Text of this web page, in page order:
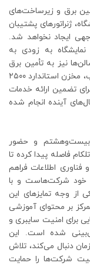
برق و زیرساخت‌های
ژنراتورهای پشتیبان
ایجاد نخواهد شد.
به زودی به
نیز به تأمین برق
کمک می‌کنند. همچنین برای پیشگیری از کمبود آب، مخزن استاندارد ۲۵۰۰
تضمین ارائه خدمات
آینده انجام شده
بیست‌وهشتم و حضور
فاصله پیدا کرده تا
اطلاعات فراهم
خود شرکت‌هاست و با
از وجه تمایزهای این
بر محتوای آموزشی
برای امنیت سایبری و
شده است. این
دنبال می‌کند، تلاش
شرکت‌ها را حمایت